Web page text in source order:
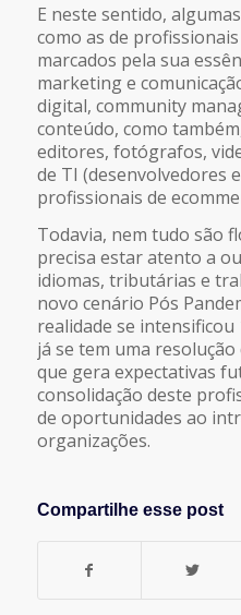
E neste sentido,
como as de
marcados pela sua
marketing e
digital, community
conteúdo, como
editores, fotógrafos,
de TI (desenvolvedores
profissionais de
Todavia, nem tudo são
precisa estar atento a
idiomas, tributárias e
novo cenário Pós
realidade se intensificou
já se tem uma
que gera expectativas
consolidação deste
de oportunidades ao
organizações.
Compartilhe esse post